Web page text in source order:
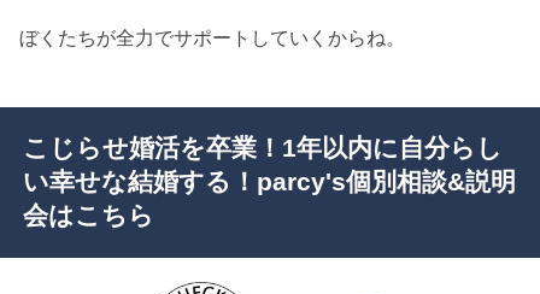
ぼくたちが全力でサポートしていくからね。
こじらせ婚活を卒業！1年以内に自分らし
い幸せな結婚する！parcy's個別相談&説明
会はこちら